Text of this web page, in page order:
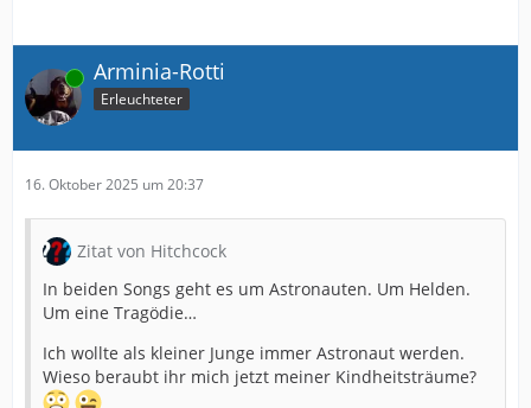
Online Arminia-Rotti
Erleuchteter
16. Oktober 2025 um 20:37
Zitat von Hitchcock
In beiden Songs geht es um Astronauten. Um Helden.
Um eine Tragödie…
Ich wollte als kleiner Junge immer Astronaut werden.
Wieso beraubt ihr mich jetzt meiner Kindheitsträume?